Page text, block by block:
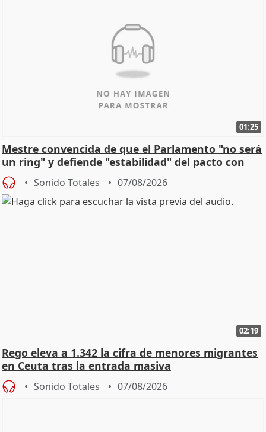
01:25
Mestre convencida de que el Parlamento "no será
un ring" y defiende "estabilidad" del pacto con
Vox
Sonido Totales 07/08/2026
02:19
Rego eleva a 1.342 la cifra de menores migrantes
en Ceuta tras la entrada masiva
Sonido Totales 07/08/2026